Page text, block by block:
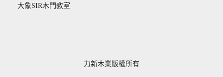
大象SIR木門教室
力新木業版權所有